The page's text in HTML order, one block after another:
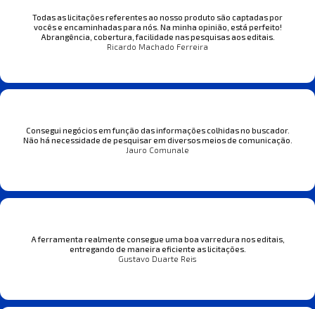
Todas as licitações referentes ao nosso produto são captadas por
vocês e encaminhadas para nós. Na minha opinião, está perfeito!
Abrangência, cobertura, facilidade nas pesquisas aos editais.
Ricardo Machado Ferreira
Consegui negócios em função das informações colhidas no buscador.
Não há necessidade de pesquisar em diversos meios de comunicação.
Jauro Comunale
A ferramenta realmente consegue uma boa varredura nos editais,
entregando de maneira eficiente as licitações.
Gustavo Duarte Reis